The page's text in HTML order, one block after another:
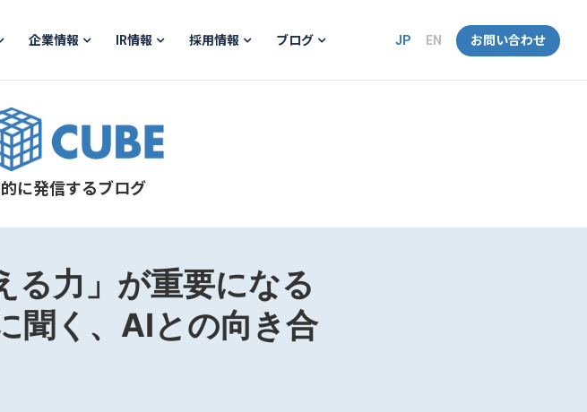
企業情報 IR情報 採用情報 ブログ JP EN お問い合わせ
に発信するブログ
る力」が重要になる
聞く、AIとの向き合